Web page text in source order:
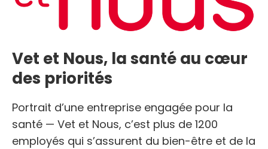
Vet et Nous, la santé au cœur
des priorités
Portrait d’une entreprise engagée pour la
santé — Vet et Nous, c’est plus de 1200
employés qui s’assurent du bien-être et de la